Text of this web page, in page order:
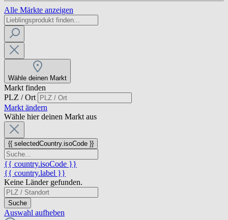
Alle Märkte anzeigen
Wähle deinen Markt
Markt finden
PLZ / Ort
Markt ändern
Wähle hier deinen Markt aus
{{ selectedCountry.isoCode }}
{{ country.isoCode }}
{{ country.label }}
Keine Länder gefunden.
Suche
Auswahl aufheben